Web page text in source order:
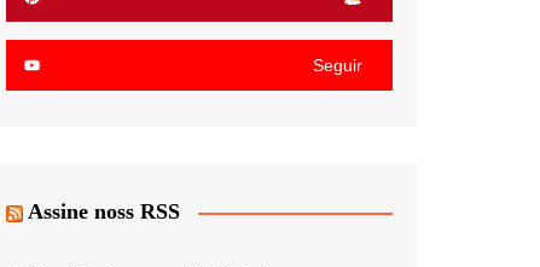
Seguir
Assine noss RSS